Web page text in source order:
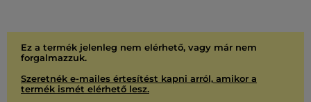
Ez a termék jelenleg nem elérhető, vagy már nem
forgalmazzuk.
Szeretnék e-mailes értesítést kapni arról, amikor a
termék ismét elérhető lesz.